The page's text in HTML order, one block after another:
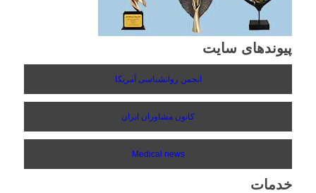
پیوندهای سایت
انجمن روانشناسی آمریکا
کانون مشاوران ایران
Medical news
خدمات